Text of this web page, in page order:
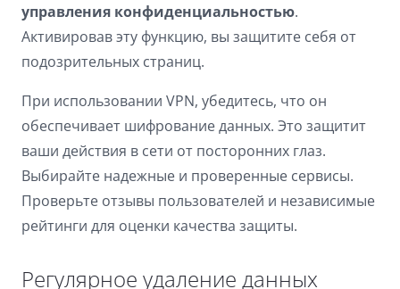
управления конфиденциальностью.
Активировав эту функцию, вы защитите себя от
подозрительных страниц.
При использовании VPN, убедитесь, что он
обеспечивает шифрование данных. Это защитит
ваши действия в сети от посторонних глаз.
Выбирайте надежные и проверенные сервисы.
Проверьте отзывы пользователей и независимые
рейтинги для оценки качества защиты.
Регулярное удаление данных